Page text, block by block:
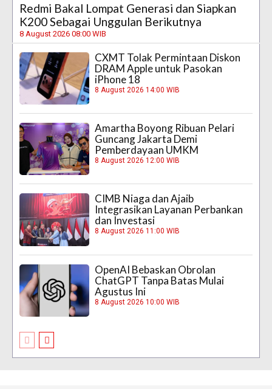
Redmi Bakal Lompat Generasi dan Siapkan
K200 Sebagai Unggulan Berikutnya
8 August 2026 08:00 WIB
CXMT Tolak Permintaan Diskon
DRAM Apple untuk Pasokan
iPhone 18
8 August 2026 14:00 WIB
Amartha Boyong Ribuan Pelari
Guncang Jakarta Demi
Pemberdayaan UMKM
8 August 2026 12:00 WIB
CIMB Niaga dan Ajaib
Integrasikan Layanan Perbankan
dan Investasi
8 August 2026 11:00 WIB
OpenAI Bebaskan Obrolan
ChatGPT Tanpa Batas Mulai
Agustus Ini
8 August 2026 10:00 WIB